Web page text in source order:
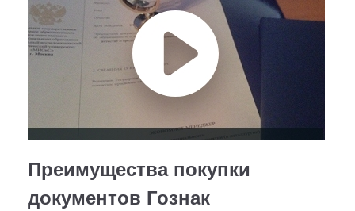
Преимущества покупки
документов Гознак